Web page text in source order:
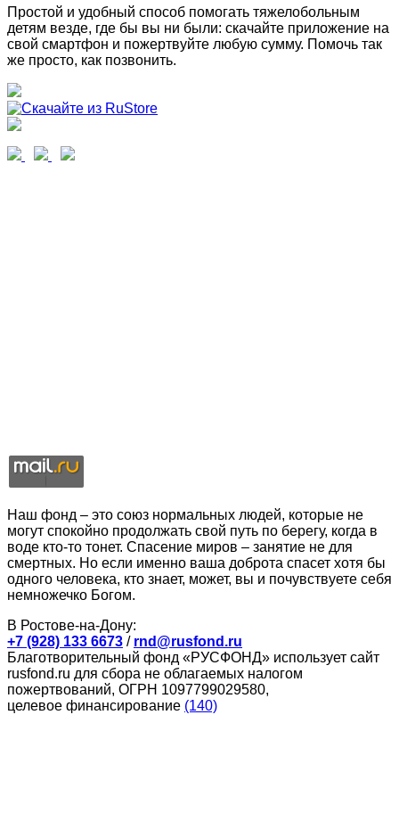
Простой и удобный способ помогать тяжелобольным
детям везде, где бы вы ни были: скачайте приложение на
свой смартфон и пожертвуйте любую сумму. Помочь так
же просто, как позвонить.
Наш фонд – это союз нормальных людей, которые не
могут спокойно продолжать свой путь по берегу, когда в
воде кто-то тонет. Спасение миров – занятие не для
смертных. Но если именно ваша доброта спасет хотя бы
одного человека, кто знает, может, вы и почувствуете себя
немножечко Богом.
В Ростове-на-Дону:
+7 (928) 133 6673 / rnd@rusfond.ru
Благотворительный фонд «РУСФОНД» использует сайт
rusfond.ru для сбора не облагаемых налогом
пожертвований, ОГРН 1097799029580,
целевое финансирование (140)